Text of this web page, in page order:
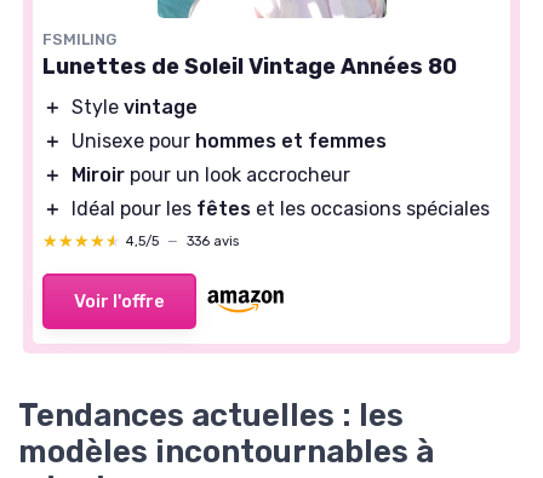
FSMILING
Lunettes de Soleil Vintage Années 80
＋ Style vintage
＋
Unisexe pour hommes et femmes
＋
Miroir pour un look accrocheur
＋
Idéal pour les fêtes et les occasions spéciales
★★★★★
★★★★★ 4,5/5 — 336 avis
Voir l'offre
Tendances actuelles : les
modèles incontournables à